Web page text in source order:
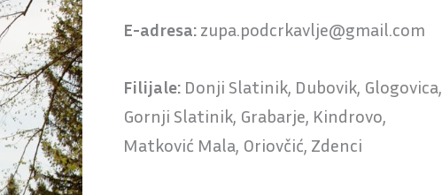
E-adresa: zupa.podcrkavlje@gmail.com
Filijale: Donji Slatinik, Dubovik, Glogovica,
Gornji Slatinik, Grabarje, Kindrovo,
Matković Mala, Oriovčić, Zdenci